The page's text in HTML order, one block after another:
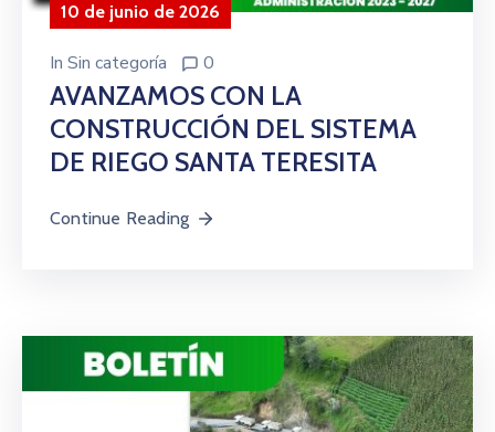
10 de junio de 2026
In Sin categoría 0
AVANZAMOS CON LA
CONSTRUCCIÓN DEL SISTEMA
DE RIEGO SANTA TERESITA
Continue Reading